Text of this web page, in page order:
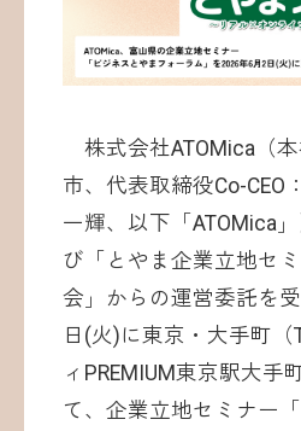
株式会社ATOMica（
市、代表取締役Co-CEO
一輝、以下「ATOMica
び「とやま企業立地セ
会」からの運営委託を
日(火)に東京・大手町（
ィPREMIUM東京駅大手
て、企業立地セミナー